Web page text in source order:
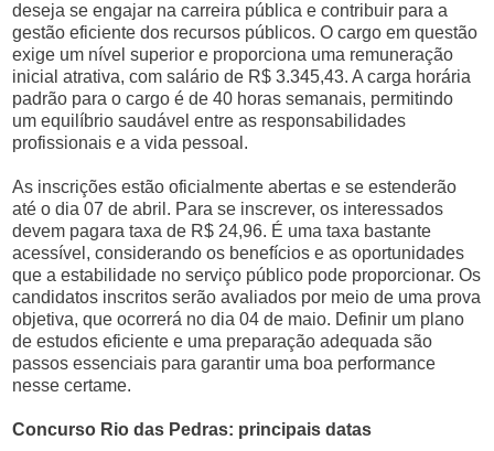
deseja se engajar na carreira pública e contribuir para a
gestão eficiente dos recursos públicos. O cargo em questão
exige um nível superior e proporciona uma remuneração
inicial atrativa, com salário de R$ 3.345,43. A carga horária
padrão para o cargo é de 40 horas semanais, permitindo
um equilíbrio saudável entre as responsabilidades
profissionais e a vida pessoal.
As inscrições estão oficialmente abertas e se estenderão
até o dia 07 de abril. Para se inscrever, os interessados
devem pagara taxa de R$ 24,96. É uma taxa bastante
acessível, considerando os benefícios e as oportunidades
que a estabilidade no serviço público pode proporcionar. Os
candidatos inscritos serão avaliados por meio de uma prova
objetiva, que ocorrerá no dia 04 de maio. Definir um plano
de estudos eficiente e uma preparação adequada são
passos essenciais para garantir uma boa performance
nesse certame.
Concurso Rio das Pedras: principais datas